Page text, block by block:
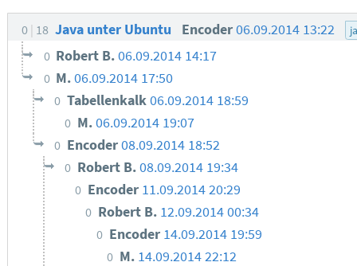
0 18 Java unter Ubuntu Encoder06.09.2014 13:22
0 Robert B.06.09.2014 14:17
0 M.06.09.2014 17:50
0 Tabellenkalk06.09.2014 18:59
0 M.06.09.2014 19:07
0 Encoder08.09.2014 18:52
0 Robert B.08.09.2014 19:34
0 Encoder 11.09.2014 20:29
0 Robert B. 12.09.2014 00:34
0 Encoder 14.09.2014 19:59
0 M. 14.09.2014 22:12